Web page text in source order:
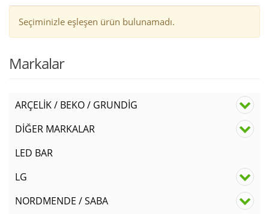
Seçiminizle eşleşen ürün bulunamadı.
Markalar
ARÇELİK / BEKO / GRUNDİG
DİĞER MARKALAR
LED BAR
LG
NORDMENDE / SABA